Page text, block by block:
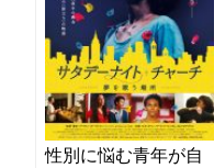
性別に悩む青年が自